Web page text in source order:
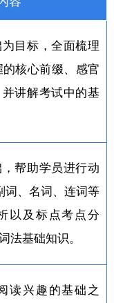
目标，全面梳理
的核心前缀、感官
讲解考试中的基
帮助学员进行动
词、名词、连词等
以及标点考点分
法基础知识。
读兴趣的基础之